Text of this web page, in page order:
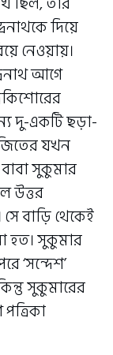
দিয়ে
নেওয়ায়।
আগে
দু-একটি ছড়া-
যখন
সুকুমার
উত্তর
বাড়ি থেকেই
হত। সুকুমার
‘সন্দেশ’
সুকুমারের